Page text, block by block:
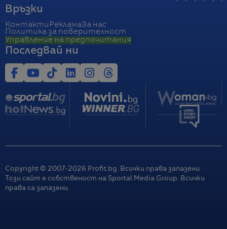
Връзки
Контакти РекламаЗа нас
Политика за поверителност
Управление на предпочитания
Последвай ни
Copyright © 2007-2026 Profit.bg. Всички права запазени.
Този сайт е собственост на Sportal Media Group. Всички
права са запазени.